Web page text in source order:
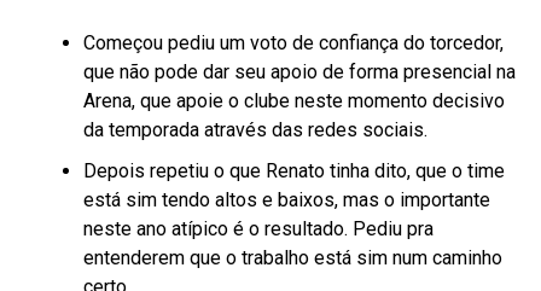
Começou pediu um voto de confiança do torcedor,
que não pode dar seu apoio de forma presencial na
Arena, que apoie o clube neste momento decisivo
da temporada através das redes sociais.
Depois repetiu o que Renato tinha dito, que o time
está sim tendo altos e baixos, mas o importante
neste ano atípico é o resultado. Pediu pra
entenderem que o trabalho está sim num caminho